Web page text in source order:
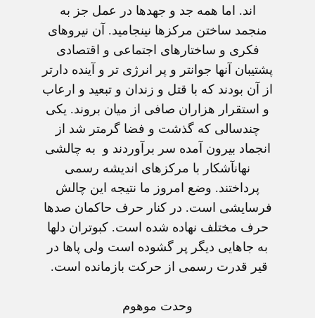
اند. اما همه جد و جهدها در عمل جز به
منجمد ساختن مرکزها نينجاميد. آن نيروهای
فکری و ساختارهای اجتماعی و اقتصادی
پشتيبان آنها جوانتر و پر انرژی تر و آينده دارتر
از آن بودند که با قتل و زندان و تبعيد و ارعاب
و استقرار هزاران صافی از ميان بروند. يکی
چندسالی که گذشت و فضا گرمتر شد از
انجماد بيرون آمده سر برآوردند و به چالشی
نهانآشکار با مرکزهای انديشه رسمی
پرداختند. وضع امروز ما نتيجه اين چالش
فرسايشی است. در کنار حرف حاکمان صدها
حرف مختلف نهاده شده است. کبوتران دلها
به جاهايی ديگر پر گشوده است ولی پاها در
قير قدرت رسمی از حرکت بازمانده است.
وحدت موهوم